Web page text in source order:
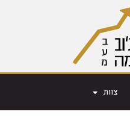
צוות